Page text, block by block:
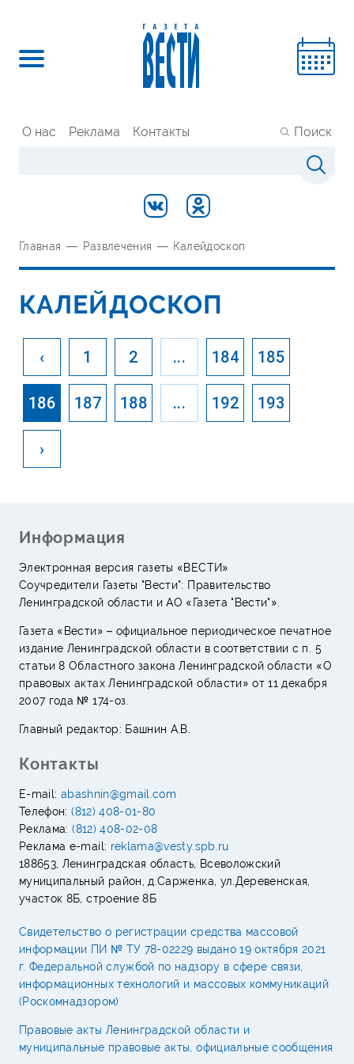
О нас Реклама Контакты Поиск
Главная — Развлечения — Калейдоскоп
КАЛЕЙДОСКОП
‹ 1 2 ... 184 185
186 187 188 ... 192 193
›
Информация
Электронная версия газеты «ВЕСТИ»
Соучредители Газеты "Вести": Правительство
Ленинградской области и АО «Газета "Вести"».
Газета «Вести» – официальное периодическое печатное
издание Ленинградской области в соответствии с п. 5
статьи 8 Областного закона Ленинградской области «О
правовых актах Ленинградской области» от 11 декабря
2007 года № 174-оз.
Главный редактор: Башнин А.В.
Контакты
E-mail: abashnin@gmail.com
Телефон:(812) 408-01-80
Реклама:(812) 408-02-08
Реклама e-mail: reklama@vesty.spb.ru
188653, Ленинградская область, Всеволожский
муниципальный район, д.Сарженка, ул.Деревенская,
участок 8Б, строение 8Б
Свидетельство о регистрации средства массовой
информации ПИ № ТУ 78-02229 выдано 19 октября 2021
г. Федеральной службой по надзору в сфере связи,
информационных технологий и массовых коммуникаций
(Роскомнадзором)
Правовые акты Ленинградской области и
муниципальные правовые акты, официальные сообщения